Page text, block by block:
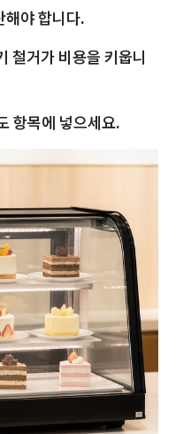
해야 합니다.
철거가 비용을 키웁니
항목에 넣으세요.